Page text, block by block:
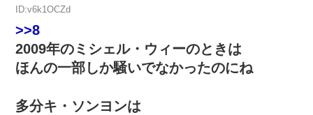
ID:v6k1OCZd
>>8
2009年のミシェル・ウィーのときは
ほんの一部しか騒いでなかったのにね
多分キ・ソンヨンは